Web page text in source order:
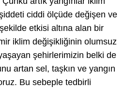
ciddi ölçüde değişen ve
etkisi altına alan bir
iklim değişikliğinin olumsuz
şehirlerimizin belki de
artan sel, taşkın ve yangın
Bu sebeple tedbirli